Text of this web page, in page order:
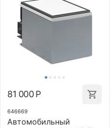
81 000 Р
646669
Автомобильный